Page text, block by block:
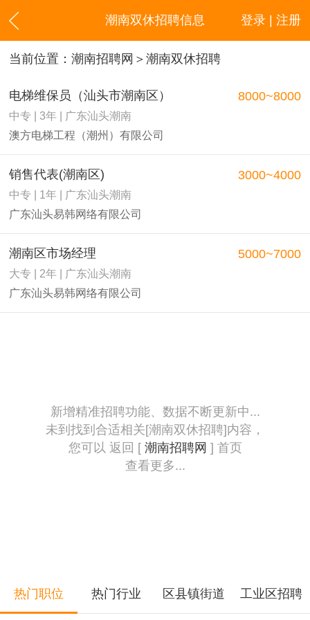
登录 | 注册
潮南双休招聘信息
当前位置： 潮南招聘网 ＞潮南双休招聘
电梯维保员（汕头市潮南区）
中专 | 3年 | 广东汕头潮南
澳方电梯工程（潮州）有限公司
8000~8000
销售代表(潮南区)
中专 | 1年 | 广东汕头潮南
广东汕头易韩网络有限公司
3000~4000
潮南区市场经理
大专 | 2年 | 广东汕头潮南
广东汕头易韩网络有限公司
5000~7000
新增精准招聘功能、数据不断更新中...
未到找到合适相关[潮南双休招聘]内容，
您可以 返回 [ 潮南招聘网 ] 首页
查看更多...
热门职位 热门行业 区县镇街道 工业区招聘